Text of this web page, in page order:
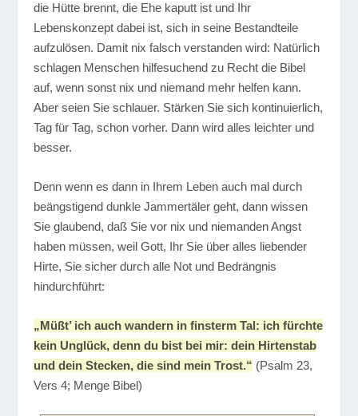
die Hütte brennt, die Ehe kaputt ist und Ihr
Lebenskonzept dabei ist, sich in seine Bestandteile
aufzulösen. Damit nix falsch verstanden wird: Natürlich
schlagen Menschen hilfesuchend zu Recht die Bibel
auf, wenn sonst nix und niemand mehr helfen kann.
Aber seien Sie schlauer. Stärken Sie sich kontinuierlich,
Tag für Tag, schon vorher. Dann wird alles leichter und
besser.
Denn wenn es dann in Ihrem Leben auch mal durch
beängstigend dunkle Jammertäler geht, dann wissen
Sie glaubend, daß Sie vor nix und niemanden Angst
haben müssen, weil Gott, Ihr Sie über alles liebender
Hirte, Sie sicher durch alle Not und Bedrängnis
hindurchführt:
„Müßt’ ich auch wandern in finsterm Tal: ich fürchte
kein Unglück, denn du bist bei mir: dein Hirtenstab
und dein Stecken, die sind mein Trost.“ (Psalm 23,
Vers 4; Menge Bibel)